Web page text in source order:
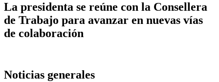
La presidenta se reúne con la Consellera
de Trabajo para avanzar en nuevas vías
de colaboración
Noticias generales